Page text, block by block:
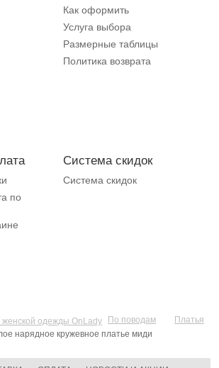
Как оформить
Услуга выбора
Размерные таблицы
Политика возврата
по
Система скидок
Система скидок
По поводам
Платья
нарядное кружевное платье миди